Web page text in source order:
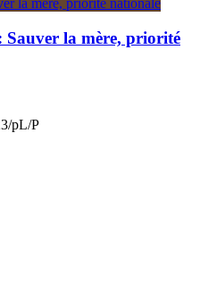
Sauver la mère, priorité
pL/P